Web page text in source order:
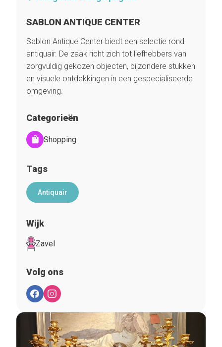
SABLON ANTIQUE CENTER
Sablon Antique Center biedt een selectie rond
antiquair. De zaak richt zich tot liefhebbers van
zorgvuldig gekozen objecten, bijzondere stukken
en visuele ontdekkingen in een gespecialiseerde
omgeving.
Categorieën
Shopping
Tags
Antiquair
Wijk
Zavel
Volg ons